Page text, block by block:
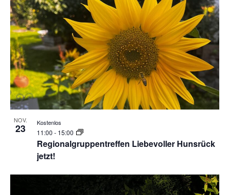
NOV.
23
Regionalgruppentreffen Liebevoller Hunsrück
jetzt!
11:00 - 15:00
Kostenlos